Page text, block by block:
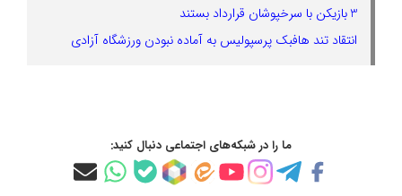
3 بازیکن با سرخپوشان قرارداد بستند
انتقاد تند هافبک پرسپولیس به آماده نبودن ورزشگاه آزادی
ما را در شبکه‌های اجتماعی دنبال کنید: